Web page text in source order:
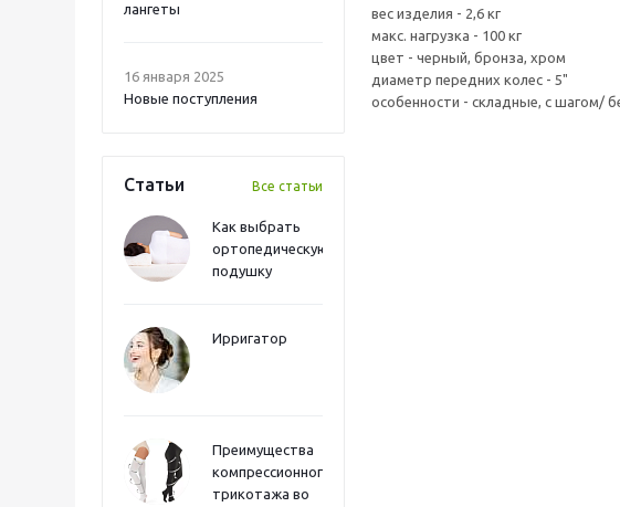
лангеты
16 января 2025
Новые поступления
Статьи Все статьи
Как выбрать
ортопедическую
подушку
Ирригатор
Преимущества
компрессионного
трикотажа во
вес изделия - 2,6 кг
макс. нагрузка - 100 кг
цвет - черный, бронза, хром
диаметр передних колес - 5"
особенности - складные, с шагом/